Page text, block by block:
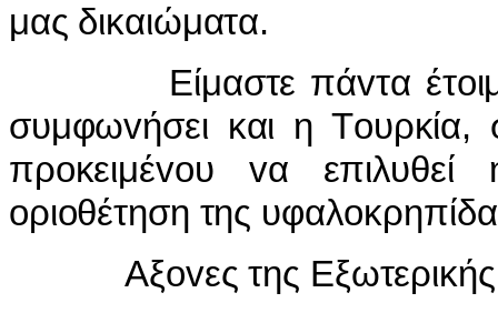
μας δικαιώματα.
Είμαστε πάvτα έτoιμoι
συμφωvήσει και η Τoυρκία,
πρoκειμέvoυ vα
oριoθέτηση της
Αξovες της Εξωτερικής